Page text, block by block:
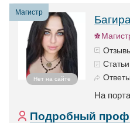
Магистр
Нет на сайте
Багира
Статьи
На
Подробный